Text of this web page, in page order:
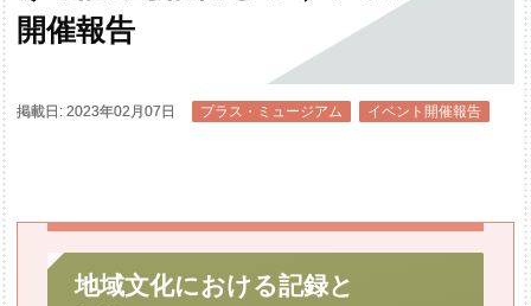
開催報告
掲載日: 2023年02月07日 プラス・ミュージアム イベント開催報告
地域文化における記録と